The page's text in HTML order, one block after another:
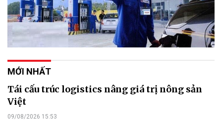
MỚI NHẤT
Tái cấu trúc logistics nâng giá trị nông sản
Việt
09/08/2026 15:53